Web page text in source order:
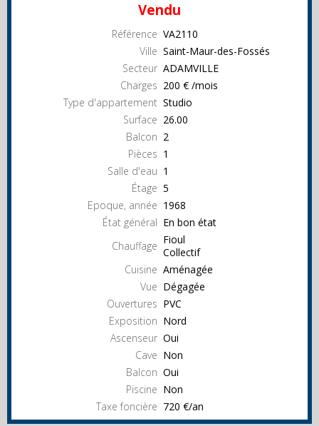
Vendu
Référence VA2110
Ville Saint-Maur-des-Fossés
Secteur ADAMVILLE
Charges 200 € /mois
Type d'appartement Studio
Surface 26.00
Balcon 2
Pièces 1
Salle d'eau 1
Étage 5
Epoque, année 1968
État général En bon état
Chauffage Fioul
Collectif
Cuisine Aménagée
Vue Dégagée
Ouvertures PVC
Exposition Nord
Ascenseur Oui
Cave Non
Balcon Oui
Piscine Non
Taxe foncière 720 €/an